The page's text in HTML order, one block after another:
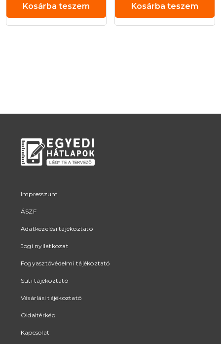
Kosárba teszem Kosárba teszem
Impresszum
ÁSZF
Adatkezelési tájékoztató
Jogi nyilatkozat
Fogyasztóvédelmi tájékoztató
Süti tájékoztató
Vásárlási tájékoztató
Oldaltérkép
Kapcsolat